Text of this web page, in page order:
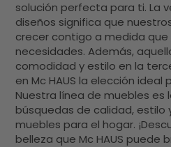
solución perfecta para ti. La
diseños significa que
crecer contigo a medida que
necesidades. Además,
comodidad y estilo en la
en Mc HAUS la elección ideal
Nuestra línea de muebles es
búsquedas de calidad, estilo
muebles para el hogar.
belleza que Mc HAUS puede